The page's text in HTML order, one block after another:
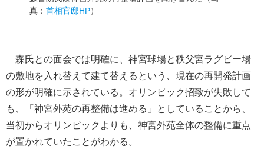
真： 首相官邸HP）
森氏との面会では明確に、神宮球場と秩父宮ラグビー場
の敷地を入れ替えて建て替えるという、現在の再開発計画
の形が明確に示されている。オリンピック招致が失敗して
も、「神宮外苑の再整備は進める」としていることから、
当初からオリンピックよりも、神宮外苑全体の整備に重点
が置かれていたことがわかる。